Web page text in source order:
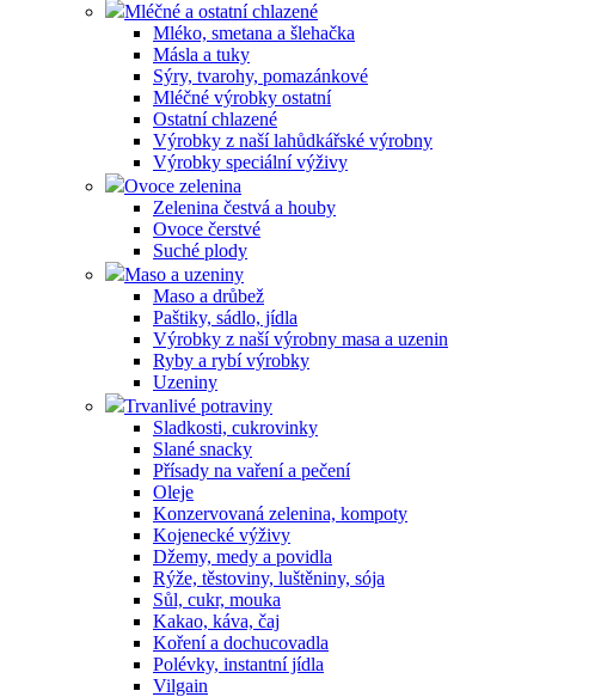
Mléčné a ostatní chlazené
Mléko, smetana a šlehačka
Másla a tuky
Sýry, tvarohy, pomazánkové
Mléčné výrobky ostatní
Ostatní chlazené
Výrobky z naší lahůdkářské výrobny
Výrobky speciální výživy
Ovoce zelenina
Zelenina čestvá a houby
Ovoce čerstvé
Suché plody
Maso a uzeniny
Maso a drůbež
Paštiky, sádlo, jídla
Výrobky z naší výrobny masa a uzenin
Ryby a rybí výrobky
Uzeniny
Trvanlivé potraviny
Sladkosti, cukrovinky
Slané snacky
Přísady na vaření a pečení
Oleje
Konzervovaná zelenina, kompoty
Kojenecké výživy
Džemy, medy a povidla
Rýže, těstoviny, luštěniny, sója
Sůl, cukr, mouka
Kakao, káva, čaj
Koření a dochucovadla
Polévky, instantní jídla
Vilgain